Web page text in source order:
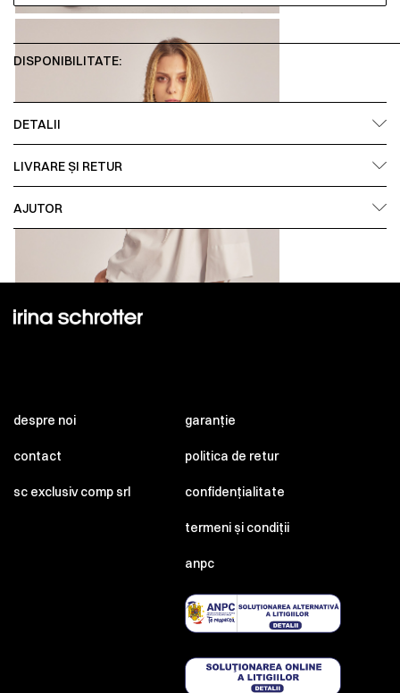
DISPONIBILITATE:
DETALII
LIVRARE ȘI RETUR
AJUTOR
despre noi
contact
sc exclusiv comp srl
garanție
politica de retur
confidențialitate
termeni și condiții
anpc